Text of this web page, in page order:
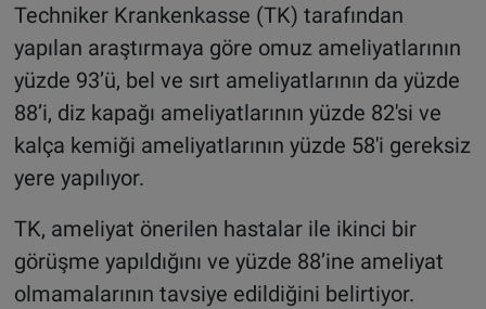
Techniker Krankenkasse (TK) tarafından
yapılan araştırmaya göre omuz ameliyatlarının
yüzde 93’ü, bel ve sırt ameliyatlarının da yüzde
88’i, diz kapağı ameliyatlarının yüzde 82'si ve
kalça kemiği ameliyatlarının yüzde 58'i gereksiz
yere yapılıyor.
TK, ameliyat önerilen hastalar ile ikinci bir
görüşme yapıldığını ve yüzde 88’ine ameliyat
olmamalarının tavsiye edildiğini belirtiyor.